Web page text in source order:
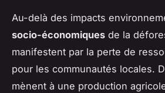
Au-delà des impacts
socio-économiques de la
manifestent par la perte de
pour les communautés locales.
mènent à une production